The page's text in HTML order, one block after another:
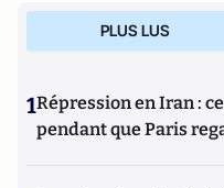
PLUS LUS
1Répression en Iran :
pendant que Paris